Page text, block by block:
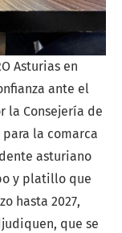
Asturias en
ante el
la Consejería de
la comarca
asturiano
y platillo que
hasta 2027,
que se